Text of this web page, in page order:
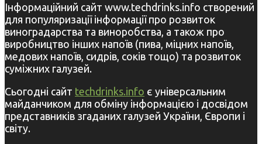
Інформаційний сайт www.techdrinks.info створений
для популяризації інформації про розвиток
виноградарства та виноробства, а також про
виробництво інших напоїв (пива, міцних напоїв,
медових напоїв, сидрів, соків тощо) та розвиток
суміжних галузей.
Сьогодні сайт techdrinks.info є універсальним
майданчиком для обміну інформацією і досвідом
представників згаданих галузей України, Європи і
світу.